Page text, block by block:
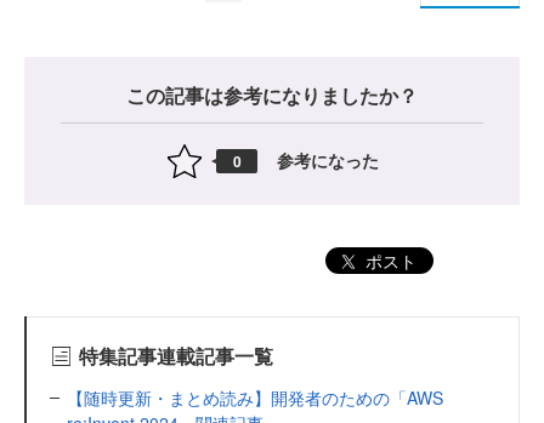
この記事は参考になりましたか？
0 参考になった
ポスト
特集記事連載記事一覧
【随時更新・まとめ読み】開発者のための「AWS